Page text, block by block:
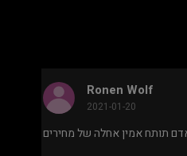
מחיר נמוך והוגן למעבד 5900X בלי שצריך לקנות